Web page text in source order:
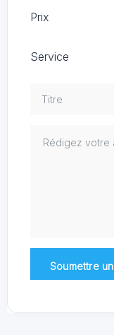
Prix
Service